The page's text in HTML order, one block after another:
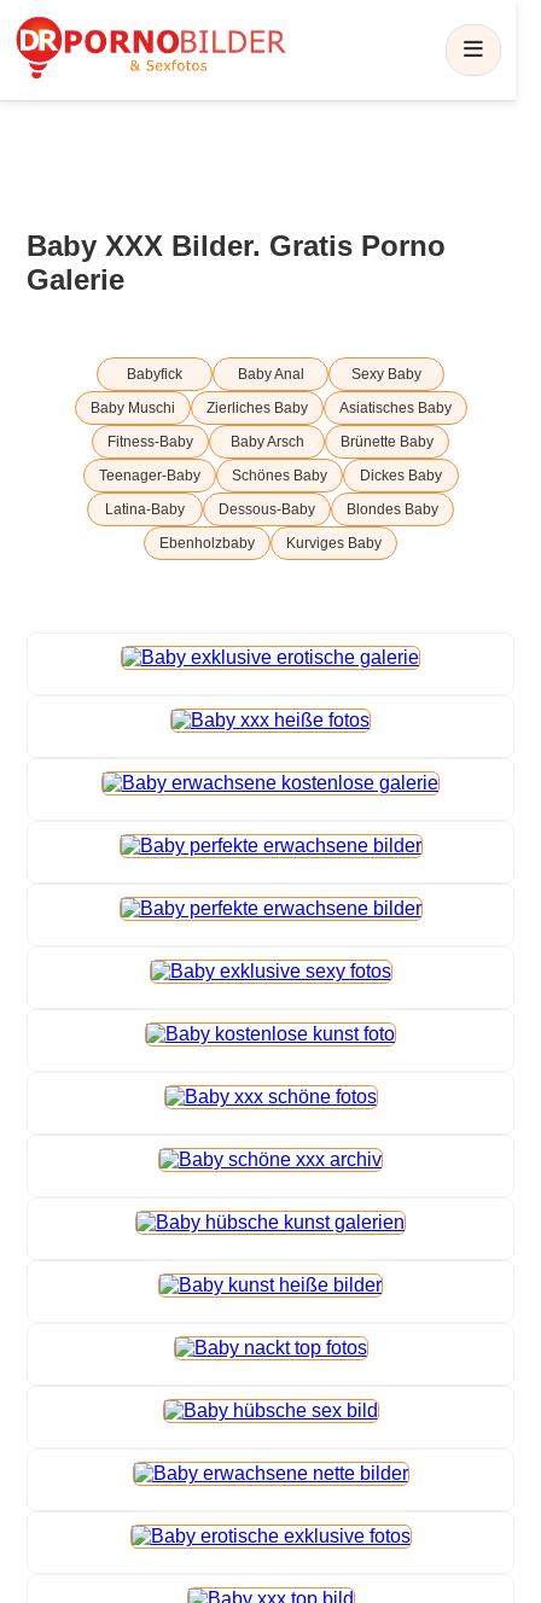
Baby XXX Bilder. Gratis Porno
Galerie
Babyfick Baby Anal
Sexy Baby
Baby Muschi
Zierliches Baby
Asiatisches Baby
Fitness-Baby
Baby Arsch
Brünette Baby
Teenager-Baby
Schönes Baby
Dickes Baby
Latina-Baby
Dessous-Baby
Blondes Baby
Ebenholzbaby
Kurviges Baby